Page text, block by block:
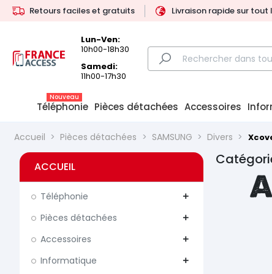
Retours faciles et gratuits Livraison rapide sur tout
Lun-Ven:
10h00-18h30
Samedi:
11h00-17h30
Téléphonie
Nouveau
Pièces détachées Accessoires
Accueil Pièces détachées SAMSUNG Divers
ACCUEIL
Téléphonie add
Pièces détachées add
Accessoires add
Informatique add